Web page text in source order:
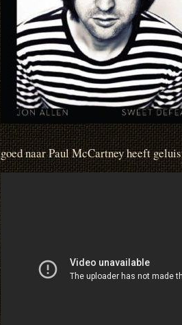
goed naar Paul McCartney heeft